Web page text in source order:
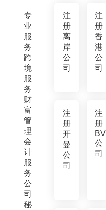
专
业
服
务
跨
境
服
务
财
富
管
理
会
计
服
务
公
司
秘
注
册
离
岸
公
司
注
册
香
港
公
司
注
册
开
曼
公
司
注
册
BVI
公
司